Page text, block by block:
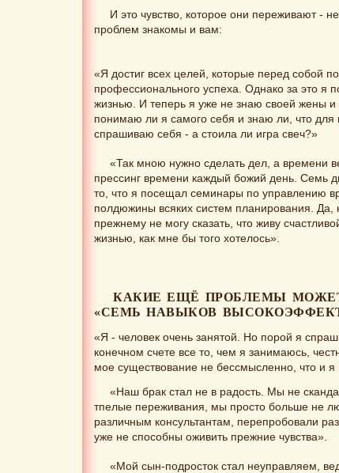
И это чувство, которое они переживают -
проблем знакомы и вам:
«Я достиг всех целей, которые перед собой
профессионального успеха. Однако за это я
жизнью. И теперь я уже не знаю своей жены и
понимаю ли я самого себя и знаю ли, что
спрашиваю себя - а стоила ли игра свеч?»
«Так мною нужно сделать дел, а времени
прессинг времени каждый божий день. Семь
то, что я посещал семинары по управлению
полдюжины всяких систем планирования.
прежнему не могу сказать, что живу
жизнью, как мне бы того хотелось».
КАКИЕ ЕЩЁ ПРОБЛЕМЫ
«СЕМЬ НАВЫКОВ
«Я - человек очень занятой. Но порой я
конечном счете все то, чем я занимаюсь,
мое существование не бессмысленно, что и я
«Наш брак стал не в радость. Мы не
тпелые переживания, мы просто больше не
различным консультантам, перепробовали
уже не способны оживить прежние чувства».
«Мой сын-подросток стал неуправляем,